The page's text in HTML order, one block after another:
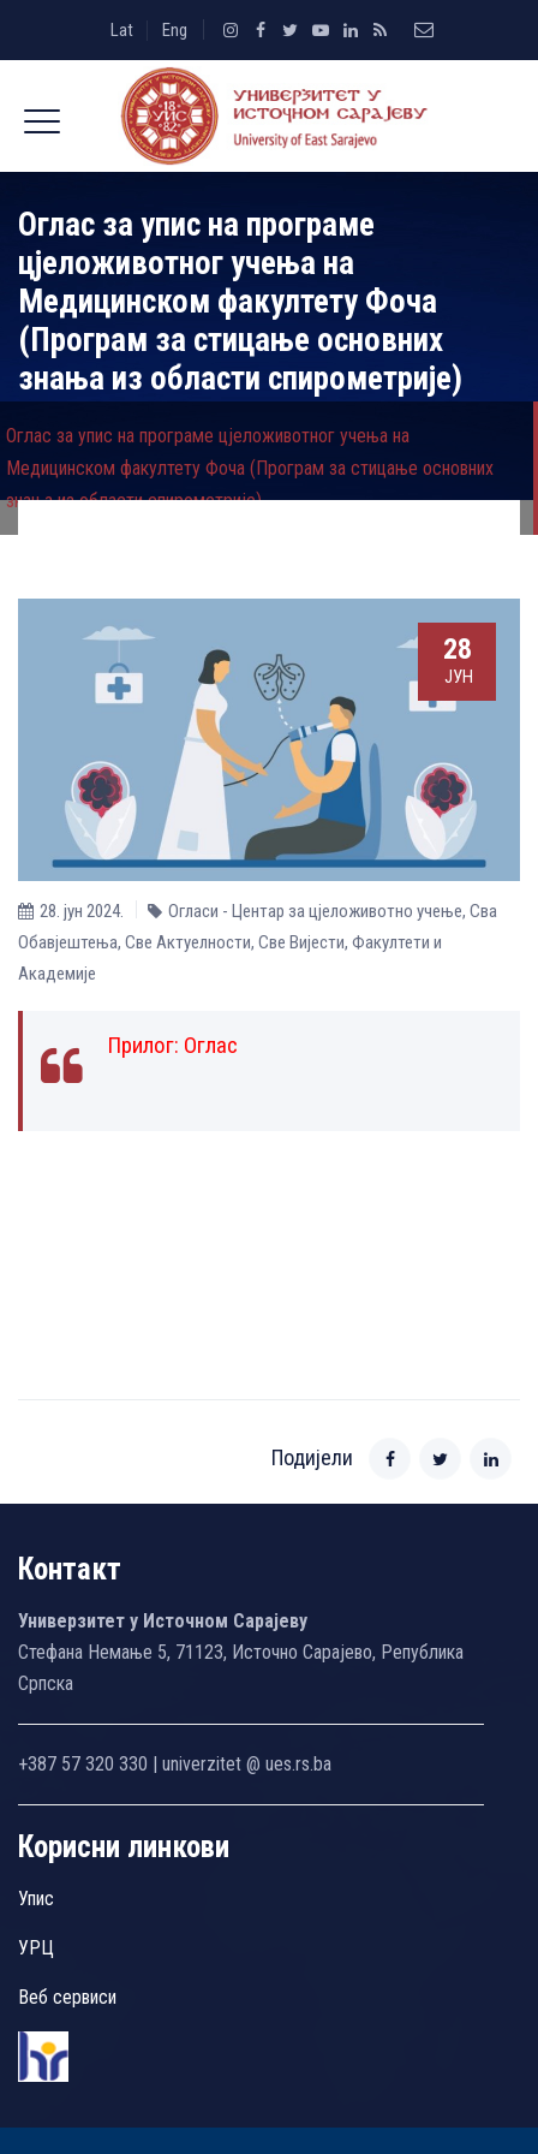
Lat Eng
Оглас за упис на програме
цјеложивотног учења на
Медицинском факултету Фоча
(Програм за стицање основних
знања из области спирометрије)
Оглас за упис на програме цјеложивотног учења на
Медицинском факултету Фоча (Програм за стицање основних
знања из области спирометрије)
28
ЈУН
28. јун 2024. Огласи - Центар за цјеложивотно учење, Сва
Обавјештења, Све Aктуелности, Све Вијести, Факултети и
Академије
Прилог: Оглас
Подијели
Контакт
Универзитет у Источном Сарајеву
Стефана Немање 5, 71123, Источно Сарајево, Република
Српска
+387 57 320 330 | univerzitet @ ues.rs.ba
Корисни линкови
Упис
УРЦ
Веб сервиси